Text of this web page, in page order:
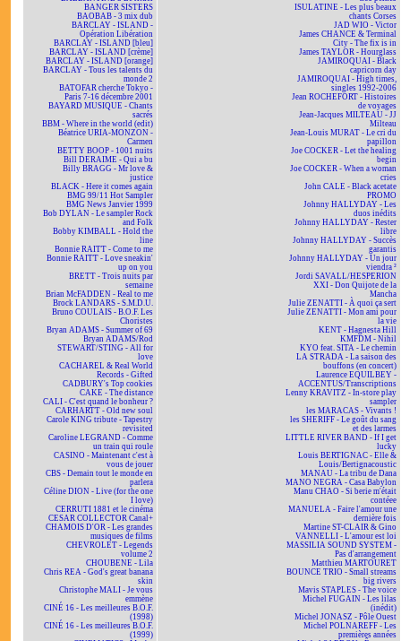
BANGER SISTERS
BAOBAB - 3 mix dub
BARCLAY - ISLAND -
Opération Libération
BARCLAY - ISLAND [bleu]
BARCLAY - ISLAND [crème]
BARCLAY - ISLAND [orange]
BARCLAY - Tous les talents du
monde 2
BATOFAR cherche Tokyo -
Paris 7-16 décembre 2001
BAYARD MUSIQUE - Chants
sacrés
BBM - Where in the world (edit)
Béatrice URIA-MONZON -
Carmen
BETTY BOOP - 1001 nuits
Bill DERAIME - Qui a bu
Billy BRAGG - Mr love &
justice
BLACK - Here it comes again
BMG 99/11 Hot Sampler
BMG News Janvier 1999
Bob DYLAN - Le sampler Rock
and Folk
Bobby KIMBALL - Hold the
line
Bonnie RAITT - Come to me
Bonnie RAITT - Love sneakin'
up on you
BRETT - Trois nuits par
semaine
Brian McFADDEN - Real to me
Brock LANDARS - S.M.D.U.
Bruno COULAIS - B.O.F. Les
Choristes
Bryan ADAMS - Summer of 69
Bryan ADAMS/Rod
STEWART/STING - All for
love
CACHAREL & Real World
Records - Gifted
CADBURY's Top cookies
CAKE - The distance
CALI - C'est quand le bonheur ?
CARHARTT - Old new soul
Carole KING tribute - Tapestry
revisited
Caroline LEGRAND - Comme
un train qui roule
CASINO - Maintenant c'est à
vous de jouer
CBS - Demain tout le monde en
parlera
Céline DION - Live (for the one
I love)
CERRUTI 1881 et le cinéma
CESAR COLLECTOR Canal+
CHAMOIS D'OR - Les grandes
musiques de films
CHEVROLET - Legends
volume 2
CHOUBENE - Lila
Chris REA - God's great banana
skin
Christophe MALI - Je vous
emmène
CINÉ 16 - Les meilleures B.O.F.
(1998)
CINÉ 16 - Les meilleures B.O.F.
(1999)
ISULATINE - Les plus beaux
chants Corses
JAD WIO - Victor
James CHANCE & Terminal
City - The fix is in
James TAYLOR - Hourglass
JAMIROQUAI - Black
capricorn day
JAMIROQUAI - High times,
singles 1992-2006
Jean ROCHEFORT - Histoires
de voyages
Jean-Jacques MILTEAU - JJ
Milteau
Jean-Louis MURAT - Le cri du
papillon
Joe COCKER - Let the healing
begin
Joe COCKER - When a woman
cries
John CALE - Black acetate
PROMO
Johnny HALLYDAY - Les
duos inédits
Johnny HALLYDAY - Rester
libre
Johnny HALLYDAY - Succès
garantis
Johnny HALLYDAY - Un jour
viendra ²
Jordi SAVALL/HESPERION
XXI - Don Quijote de la
Mancha
Julie ZENATTI - À quoi ça sert
Julie ZENATTI - Mon ami pour
la vie
KENT - Hagnesta Hill
KMFDM - Nihil
KYO feat. SITA - Le chemin
LA STRADA - La saison des
bouffons (en concert)
Laurence EQUILBEY -
ACCENTUS/Transcriptions
Lenny KRAVITZ - In-store play
sampler
les MARACAS - Vivants !
les SHERIFF - Le goût du sang
et des larmes
LITTLE RIVER BAND - If I get
lucky
Louis BERTIGNAC - Elle &
Louis/Bertignacoustic
MANAU - La tribu de Dana
MANO NEGRA - Casa Babylon
Manu CHAO - Si berie m'était
contéee
MANUELA - Faire l'amour une
dernière fois
Martine ST-CLAIR & Gino
VANNELLI - L'amour est loi
MASSILIA SOUND SYSTEM -
Pas d'arrangement
Matthieu MARTOURET
BOUNCE TRIO - Small streams
big rivers
Mavis STAPLES - The voice
Michel FUGAIN - Les lilas
(inédit)
Michel JONASZ - Pôle Ouest
Michel POLNAREFF - Les
premières années